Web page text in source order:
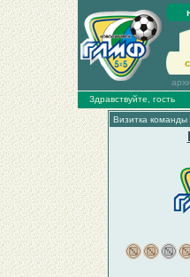
Здравствуйте, гость
Визитка команды